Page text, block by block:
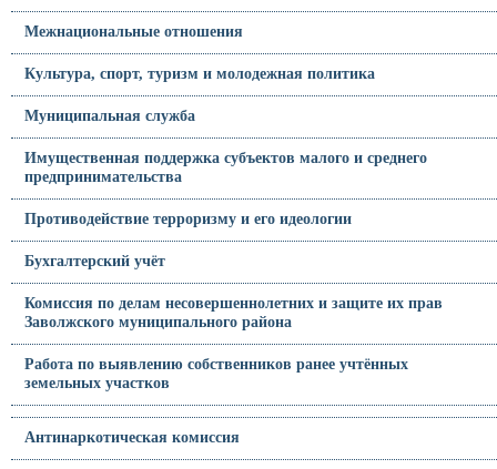
Межнациональные отношения
Культура, спорт, туризм и молодежная политика
Муниципальная служба
Имущественная поддержка субъектов малого и среднего
предпринимательства
Противодействие терроризму и его идеологии
Бухгалтерский учёт
Комиссия по делам несовершеннолетних и защите их прав
Заволжского муниципального района
Работа по выявлению собственников ранее учтённых
земельных участков
Антинаркотическая комиссия